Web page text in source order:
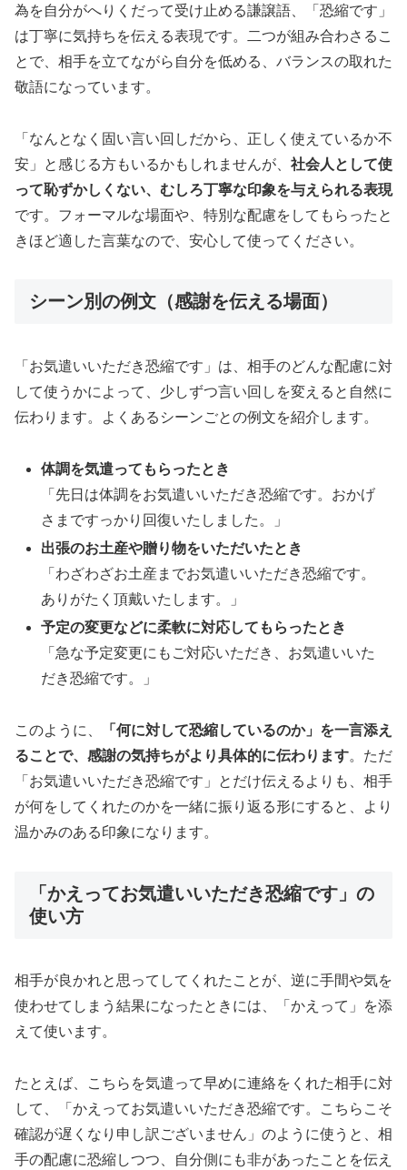
為を自分がへりくだって受け止める謙譲語、「恐縮です」
は丁寧に気持ちを伝える表現です。二つが組み合わさるこ
とで、相手を立てながら自分を低める、バランスの取れた
敬語になっています。
「なんとなく固い言い回しだから、正しく使えているか不
安」と感じる方もいるかもしれませんが、 社会人として使
って恥ずかしくない、むしろ丁寧な印象を与えられる表現
です。フォーマルな場面や、特別な配慮をしてもらったと
きほど適した言葉なので、安心して使ってください。
シーン別の例文（感謝を伝える場面）
「お気遣いいただき恐縮です」は、相手のどんな配慮に対
して使うかによって、少しずつ言い回しを変えると自然に
伝わります。よくあるシーンごとの例文を紹介します。
体調を気遣ってもらったとき
「先日は体調をお気遣いいただき恐縮です。おかげ
さまですっかり回復いたしました。」
出張のお土産や贈り物をいただいたとき
「わざわざお土産までお気遣いいただき恐縮です。
ありがたく頂戴いたします。」
予定の変更などに柔軟に対応してもらったとき
「急な予定変更にもご対応いただき、お気遣いいた
だき恐縮です。」
このように、
「何に対して恐縮しているのか」を一言添え
ることで、感謝の気持ちがより具体的に伝わります。ただ
「お気遣いいただき恐縮です」とだけ伝えるよりも、相手
が何をしてくれたのかを一緒に振り返る形にすると、より
温かみのある印象になります。
「かえってお気遣いいただき恐縮です」の
使い方
相手が良かれと思ってしてくれたことが、逆に手間や気を
使わせてしまう結果になったときには、「かえって」を添
えて使います。
たとえば、こちらを気遣って早めに連絡をくれた相手に対
して、「かえってお気遣いいただき恐縮です。こちらこそ
確認が遅くなり申し訳ございません」のように使うと、相
手の配慮に恐縮しつつ、自分側にも非があったことを伝え